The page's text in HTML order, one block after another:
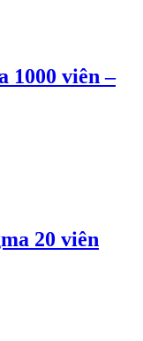
1000 viên –
20 viên